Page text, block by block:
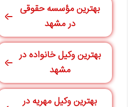
بهترین مؤسسه حقوقی
در مشهد
بهترین وکیل خانواده در
مشهد
بهترین وکیل مهریه در